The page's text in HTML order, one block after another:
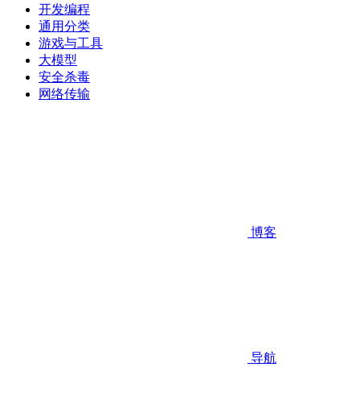
开发编程
通用分类
游戏与工具
大模型
安全杀毒
网络传输
博客
导航